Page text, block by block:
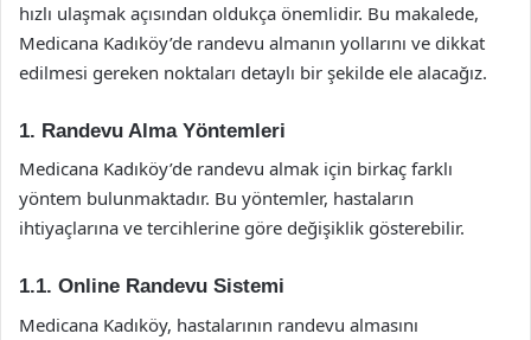
hızlı ulaşmak açısından oldukça önemlidir. Bu makalede,
Medicana Kadıköy’de randevu almanın yollarını ve dikkat
edilmesi gereken noktaları detaylı bir şekilde ele alacağız.
1. Randevu Alma Yöntemleri
Medicana Kadıköy’de randevu almak için birkaç farklı
yöntem bulunmaktadır. Bu yöntemler, hastaların
ihtiyaçlarına ve tercihlerine göre değişiklik gösterebilir.
1.1. Online Randevu Sistemi
Medicana Kadıköy, hastalarının randevu almasını